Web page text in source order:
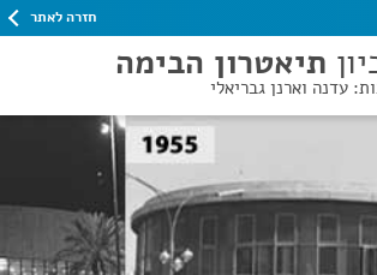
חזרה לאתר
תיאטרון הבימה
עדנה וארנן גבריאלי